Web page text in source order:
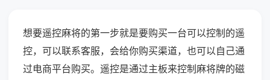
想要遥控麻将的第一步就是要购买一台可以控制的遥
控，可以联系客服，会给你购买渠道，也可以自己通
过电商平台购买。遥控是通过主板来控制麻将牌的磁